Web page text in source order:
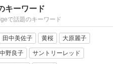
キーワード
で話題のキーワード
田中美佐子 黄桜 大原麗子
中野良子 サントリーレッド